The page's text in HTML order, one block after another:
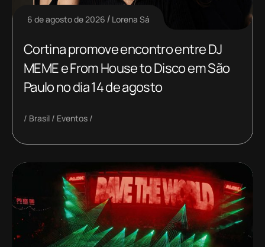
6 de agosto de 2026 Lorena Sá
Cortina promove encontro entre DJ
MEME e From House to Disco em São
Paulo no dia 14 de agosto
Brasil Eventos